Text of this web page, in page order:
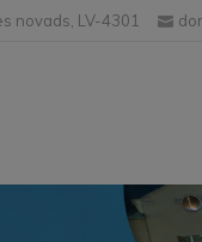
novads, LV-4301